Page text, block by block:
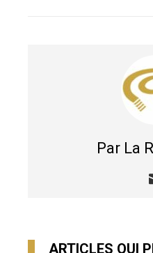
Par La
ARTICLES QUI